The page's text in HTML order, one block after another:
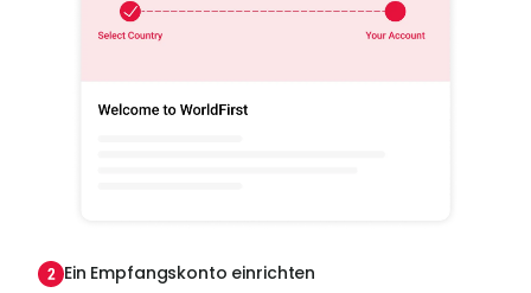
Ein Empfangskonto einrichten